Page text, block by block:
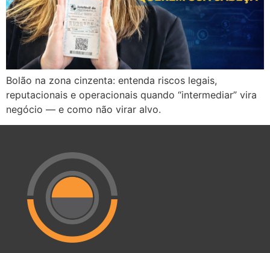
Bolão na zona cinzenta: entenda riscos legais,
reputacionais e operacionais quando “intermediar” vira
negócio — e como não virar alvo.